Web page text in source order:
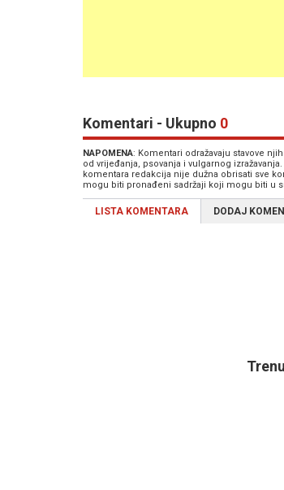
Komentari - Ukupno 0
NAPOMENA: Komentari odražavaju stavove
od vrijeđanja, psovanja i vulgarnog
komentara redakcija nije dužna obrisati sve
mogu biti pronađeni sadržaji koji mogu biti u
LISTA KOMENTARA DODAJ